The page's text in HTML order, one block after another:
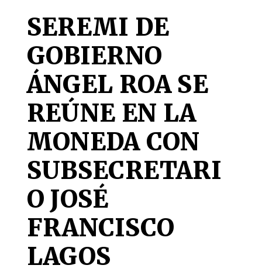
SEREMI DE
GOBIERNO
ÁNGEL ROA SE
REÚNE EN LA
MONEDA CON
SUBSECRETARI
O JOSÉ
FRANCISCO
LAGOS